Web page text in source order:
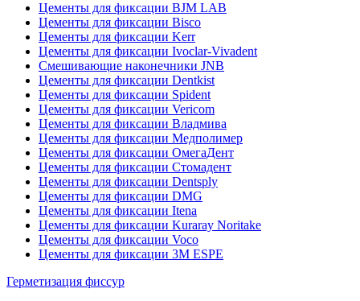
Цементы для фиксации BJM LAB
Цементы для фиксации Bisco
Цементы для фиксации Kerr
Цементы для фиксации Ivoclar-Vivadent
Смешивающие наконечники JNB
Цементы для фиксации Dentkist
Цементы для фиксации Spident
Цементы для фиксации Vericom
Цементы для фиксации Владмива
Цементы для фиксации Медполимер
Цементы для фиксации ОмегаДент
Цементы для фиксации Стомадент
Цементы для фиксации Dentsply
Цементы для фиксации DMG
Цементы для фиксации Itena
Цементы для фиксации Kuraray Noritake
Цементы для фиксации Voco
Цементы для фиксации 3M ESPE
Герметизация фиссур